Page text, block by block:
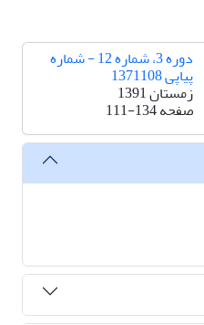
دوره 3، شماره 12 - شماره
پیاپی 1371108
زمستان 1391
صفحه111-134